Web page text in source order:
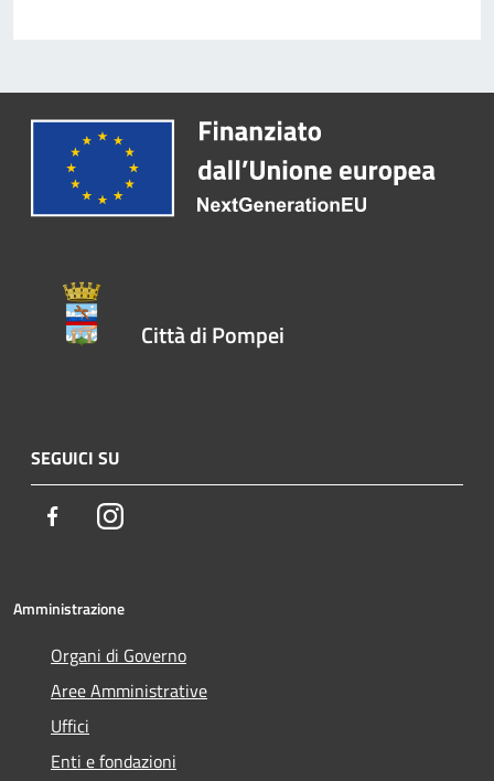
Città di Pompei
SEGUICI SU
FacebookInstagram
Amministrazione
Organi di Governo
Aree Amministrative
Uffici
Enti e fondazioni